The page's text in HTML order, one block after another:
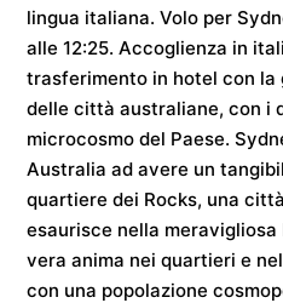
lingua italiana. Volo per
alle12:25. Accoglienza in
trasferimento in hotel con la
delle città australiane, con i
microcosmo del Paese.
Australia ad avere un
quartiere dei Rocks, una
esaurisce nella meravigliosa
vera anima nei quartieri e
con una popolazione